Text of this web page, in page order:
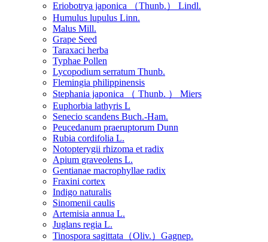
Eriobotrya japonica （Thunb.） Lindl.
Humulus lupulus Linn.
Malus Mill.
Grape Seed
Taraxaci herba
Typhae Pollen
Lycopodium serratum Thunb.
Flemingia philippinensis
Stephania japonica （ Thunb. ） Miers
Euphorbia lathyris L
Senecio scandens Buch.-Ham.
Peucedanum praeruptorum Dunn
Rubia cordifolia L.
Notopterygii rhizoma et radix
Apium graveolens L.
Gentianae macrophyllae radix
Fraxini cortex
Indigo naturalis
Sinomenii caulis
Artemisia annua L.
Juglans regia L.
Tinospora sagittata（Oliv.）Gagnep.